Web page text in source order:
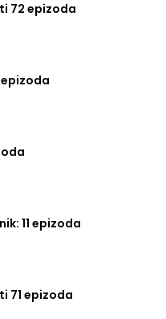
72 epizoda
11 epizoda
71 epizoda